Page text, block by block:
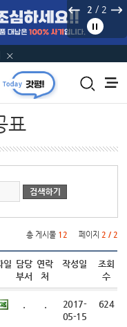
2 / 2
표
총 게시물 12 페이지 2 / 2
일 담당
부서
연락
처
작성일
조회
수
2017-
05-15
624